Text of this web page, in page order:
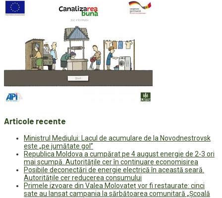
Articole recente
Ministrul Mediului: Lacul de acumulare de la Novodnestrovsk
este „pe jumătate gol”
Republica Moldova a cumpărat pe 4 august energie de 2-3 ori
mai scumpă. Autoritățile cer în continuare economisirea
Posibile deconectări de energie electrică în această seară.
Autoritățile cer reducerea consumului
Primele izvoare din Valea Molovateț vor fi restaurate: cinci
sate au lansat campania la sărbătoarea comunitară „Școală